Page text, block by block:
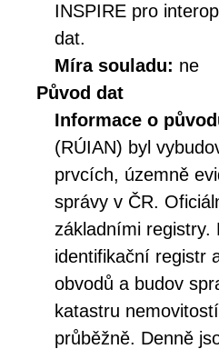
INSPIRE pro
dat.
Míra souladu: ne
Původ dat
Informace o
(RÚIAN) byl
prvcích, územně
správy v ČR.
základními registry.
identifikační registr
obvodů a budov
katastru
průběžně. Denně